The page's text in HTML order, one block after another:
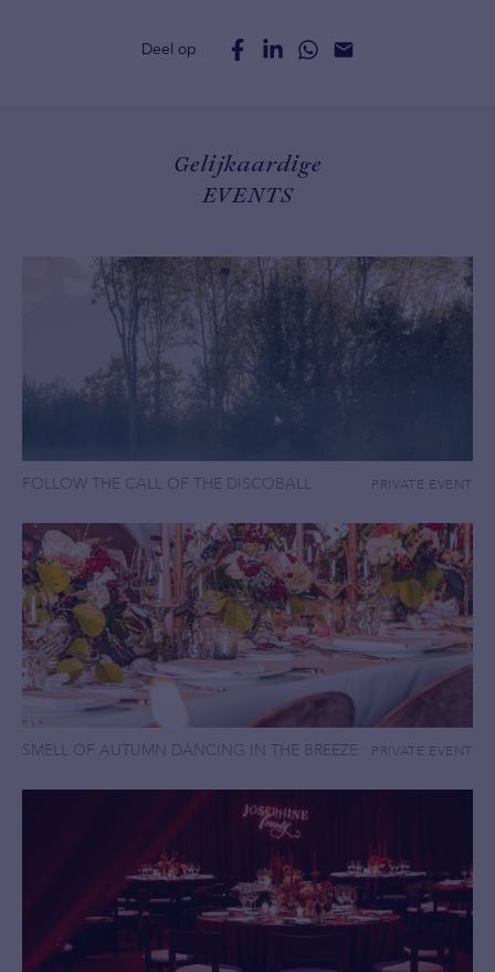
Deel op
Gelijkaardige
EVENTS
FOLLOW THE CALL OF THE DISCOBALL PRIVATE EVENT
SMELL OF AUTUMN DANCING IN THE BREEZE PRIVATE EVENT